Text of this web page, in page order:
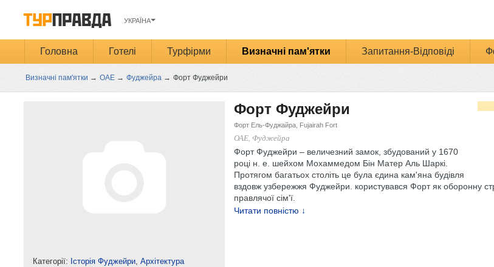
УКРАЇНА
Головна Готелі Турфірми Визначні пам'ятки Запитання-Відповіді
Визначні пам'ятки → ОАЕ → Фуджейра → Форт Фуджейри
Категорії: Історія Фуджейри, Архітектура
Форт Фуджейри
Форт Ель-Фуджайра, Fujairah Fort
ОАЕ, Фуджейра
Форт Фуджейри – величезний замок, збудований у 1670
році н. е. шейхом Мохаммедом Бін Матер Аль Шаркі.
Протягом багатьох століть це була єдина кам'яна будівля
вздовж узбережжя Фуджейри. користувався Форт як оборонну
правлячої сім'ї.
Читати повністю ↓